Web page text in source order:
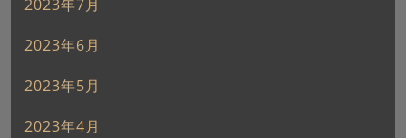
2023年7月
2023年6月
2023年5月
2023年4月